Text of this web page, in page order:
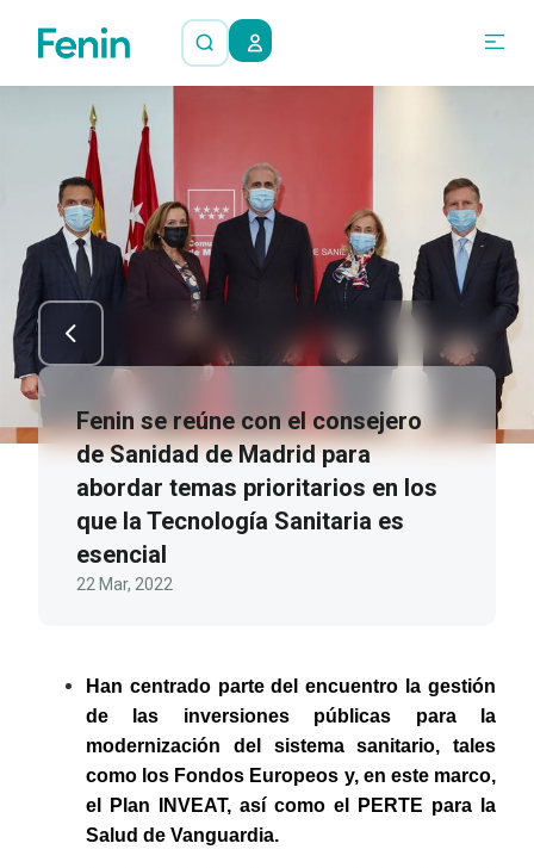
Fenin se reúne con el consejero
de Sanidad de Madrid para
abordar temas prioritarios en los
que la Tecnología Sanitaria es
esencial
22 Mar, 2022
Han centrado parte del encuentro la gestión
de las inversiones públicas para la
modernización del sistema sanitario, tales
como los Fondos Europeos y, en este marco,
el Plan INVEAT, así como el PERTE para la
Salud de Vanguardia.